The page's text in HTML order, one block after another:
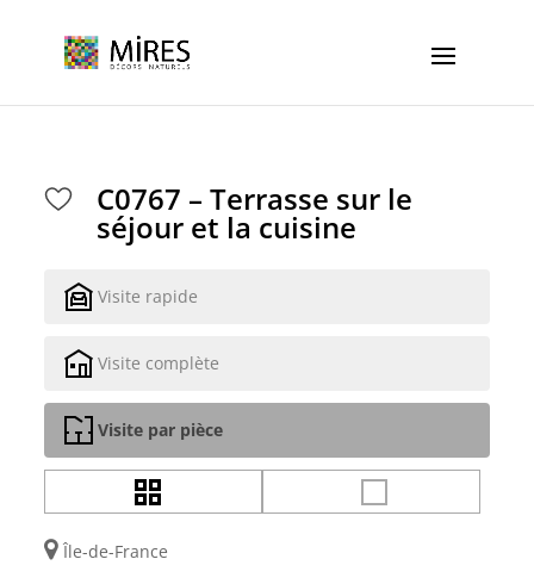
C0767 – Terrasse sur le
séjour et la cuisine
Visite rapide
Visite complète
Visite par pièce
Île-de-France